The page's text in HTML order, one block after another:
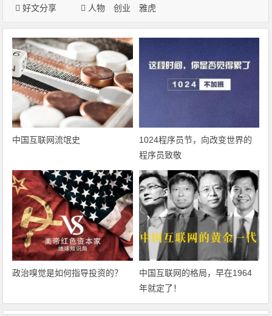
好文分享 人物 创业 雅虎
中国互联网流氓史
1024程序员节，向改变世界的
程序员致敬
政治嗅觉是如何指导投资的？
中国互联网的格局，早在1964
年就定了！